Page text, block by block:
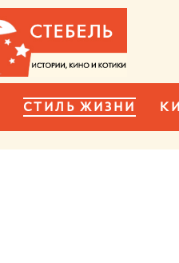
СТИЛЬ ЖИЗНИ